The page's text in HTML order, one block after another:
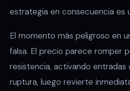
estrategia en consecuencia es
El momento más peligroso en
falsa. El precio parece romper
resistencia, activando entradas
ruptura, luego revierte